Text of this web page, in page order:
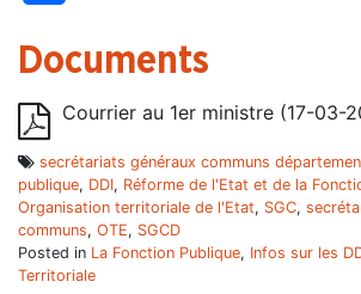
Documents
Courrier au 1er ministre (17-03-
secrétariats généraux communs
publique, DDI, Réforme de l'Etat et de la
Organisation territoriale de l'Etat, SGC,
communs, OTE, SGCD
Posted in La Fonction Publique, Infos sur les
Territoriale